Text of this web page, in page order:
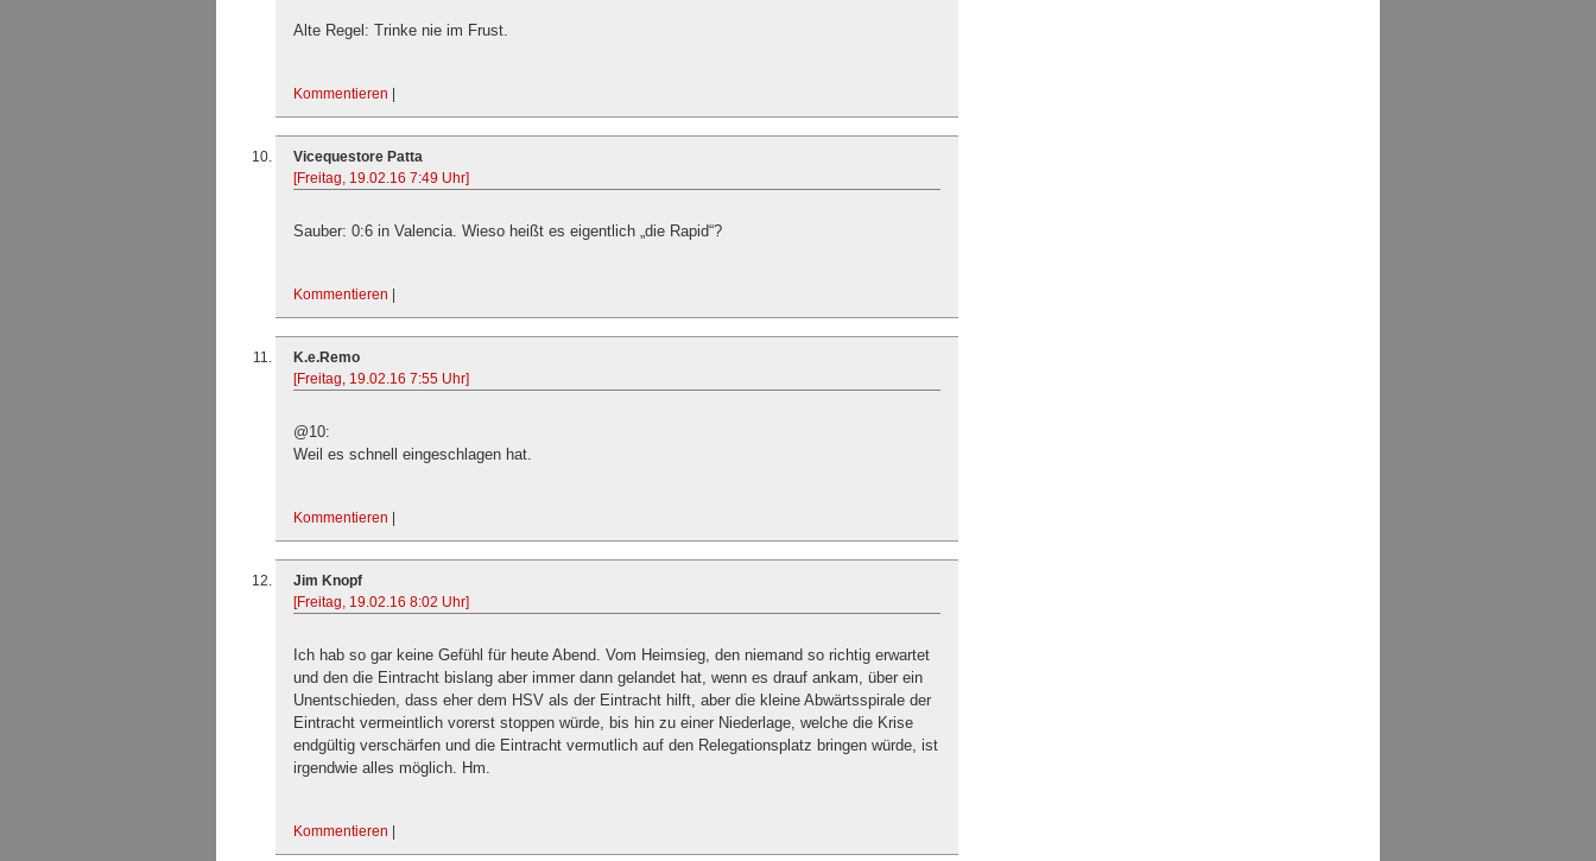
Alte Regel: Trinke nie im Frust.
Kommentieren |
Vicequestore Patta
[Freitag, 19.02.16 7:49 Uhr]
Sauber: 0:6 in Valencia. Wieso heißt es eigentlich „die Rapid“?
Kommentieren |
K.e.Remo
[Freitag, 19.02.16 7:55 Uhr]
@10:
Weil es schnell eingeschlagen hat.
Kommentieren |
Jim Knopf
[Freitag, 19.02.16 8:02 Uhr]
Ich hab so gar keine Gefühl für heute Abend. Vom Heimsieg, den niemand so richtig erwartet
und den die Eintracht bislang aber immer dann gelandet hat, wenn es drauf ankam, über ein
Unentschieden, dass eher dem HSV als der Eintracht hilft, aber die kleine Abwärtsspirale der
Eintracht vermeintlich vorerst stoppen würde, bis hin zu einer Niederlage, welche die Krise
endgültig verschärfen und die Eintracht vermutlich auf den Relegationsplatz bringen würde, ist
irgendwie alles möglich. Hm.
Kommentieren |